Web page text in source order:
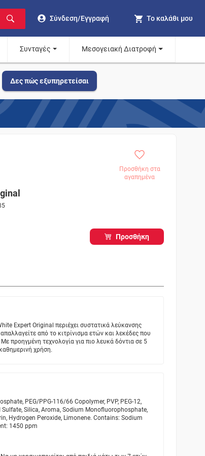
Σύνδεση/Εγγραφή Το καλάθι μου
Συνταγές Μεσογειακή Διατροφή
Δες πώς εξυπηρετείσαι
Προσθήκη στα
αγαπημένα
Προσθήκη
Expert Original περιέχει συστατικά λεύκανσης
από το κιτρίνισμα ετών και λεκέδες που
προηγμένη τεχνολογία για πιο λευκά δόντια σε 5
χρήση.
PEG/PPG-116/66 Copolymer, PVP, PEG-12,
Silica, Aroma, Sodium Monofluorophosphate,
Hydrogen Peroxide, Limonene. Contains: Sodium
1450 ppm